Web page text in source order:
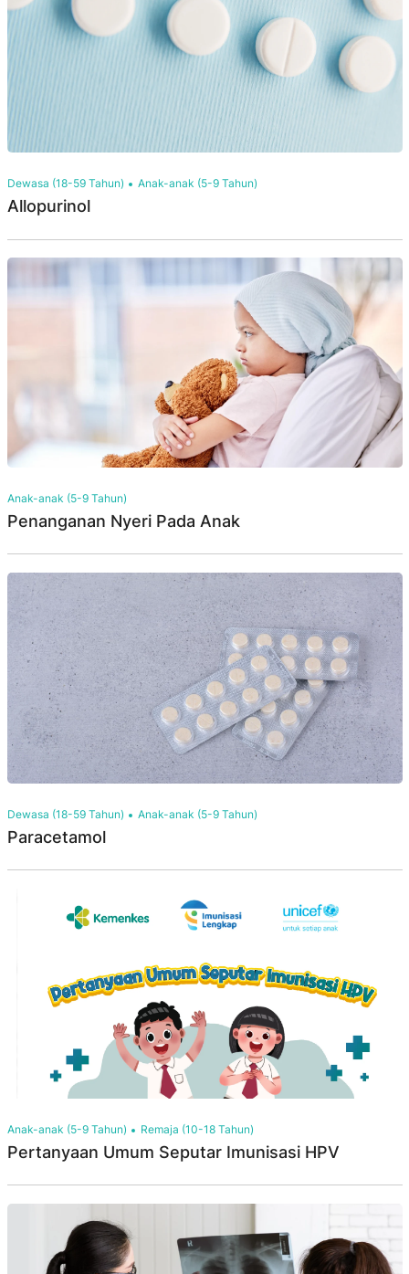
Dewasa (18-59 Tahun) Anak-anak (5-9 Tahun)
Allopurinol
Anak-anak (5-9 Tahun)
Penanganan Nyeri Pada Anak
Dewasa (18-59 Tahun) Anak-anak (5-9 Tahun)
Paracetamol
Anak-anak (5-9 Tahun) Remaja (10-18 Tahun)
Pertanyaan Umum Seputar Imunisasi HPV